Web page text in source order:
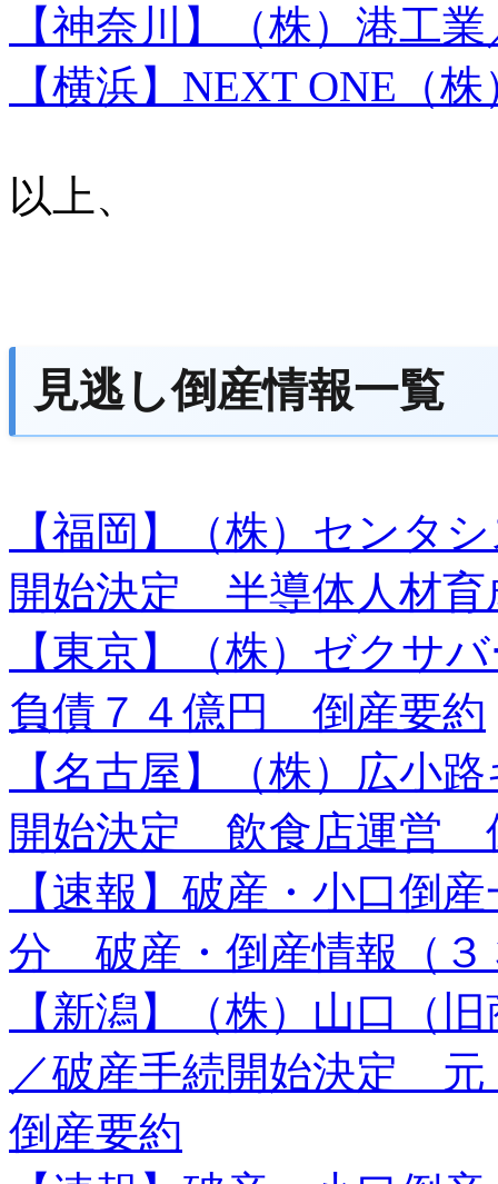
【神奈川】（株）港工
【横浜】NEXT ONE（
以上、
見逃し倒産情報一覧
【福岡】（株）センタ
開始決定 半導体人材
【東京】（株）ゼクサ
負債７４億円 倒産要約
【名古屋】（株）広小
開始決定 飲食店運営
【速報】破産・小口倒
分 破産・倒産情報（３
【新潟】（株）山口（
／破産手続開始決定
倒産要約